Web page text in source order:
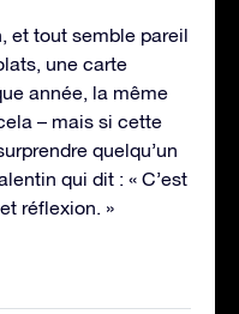
et tout semble pareil
une carte
année, la même
– mais si cette
quelqu’un
qui dit : « C’est
réflexion. »